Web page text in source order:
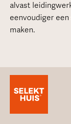
alvast
eenvoudiger
maken.